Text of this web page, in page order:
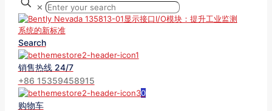
✕
Search
销售热线 24/7
+86 15359458915
0
购物车